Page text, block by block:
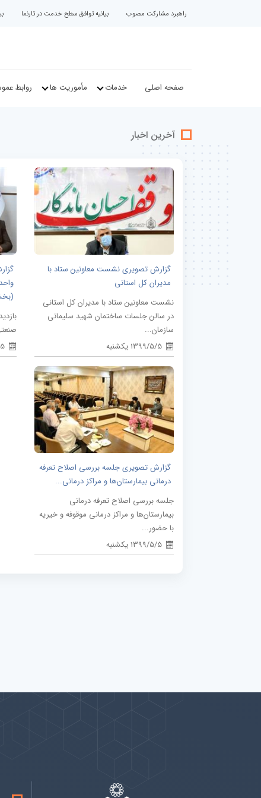
راهبرد مشارکت مصوب بیانیه توافق سطح خدمت در تارنما
صفحه اصلی خدمات مأموریت ها روابط
آخرین اخبار
گزارش تصویری نشست معاونین ستاد با
مدیران کل استانی
نشست معاونین ستاد با مدیران کل استانی
در سالن جلسات ساختمان شهید سلیمانی
سازمان...
1399/5/5 یکشنبه
گزارش تصویری جلسه بررسی اصلاح تعرفه
درمانی بیمارستان‌ها و مراکز درمانی...
جلسه بررسی اصلاح تعرفه درمانی
بیمارستان‌ها و مراکز درمانی موقوفه و خیریه
با حضور...
1399/5/5 یکشنبه